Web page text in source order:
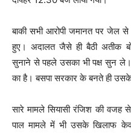
बाकी सभी आरोपी जमानत पर जेल से
हुए। अदालत जैसे ही बैठी अतीक
सुनाने से पहले उसका भी पक्ष सुन
का है। बसपा सरकार के बनते ही
सारे मामले सियासी रंजिश की
पाल मामले में भी उसके खिलाफ